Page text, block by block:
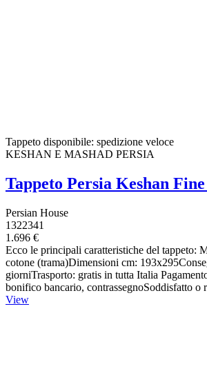
Tappeto disponibile: spedizione veloce
KESHAN E MASHAD PERSIA
Tappeto Persia Keshan
Persian House
1322341
1.696 €
Ecco le principali caratteristiche del tappeto:
cotone (trama)Dimensioni cm:
giorniTrasporto: gratis in tutta Italia
bonifico bancario, contrassegnoSoddisfatto o
View